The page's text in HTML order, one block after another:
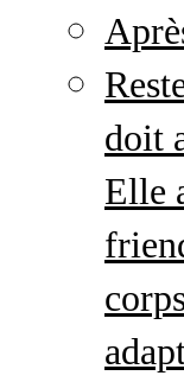
doit
Elle